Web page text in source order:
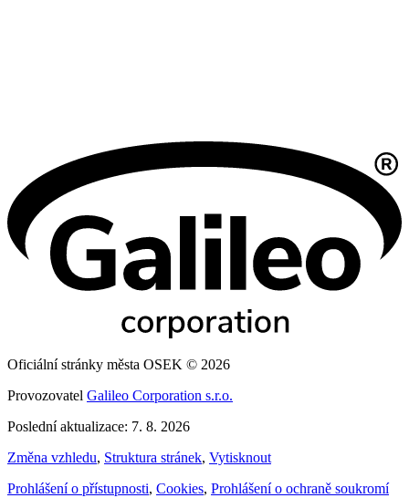
Oficiální stránky města OSEK © 2026
Provozovatel Galileo Corporation s.r.o.
Poslední aktualizace: 7. 8. 2026
Změna vzhledu, Struktura stránek, Vytisknout
Prohlášení o přístupnosti, Cookies, Prohlášení o ochraně soukromí